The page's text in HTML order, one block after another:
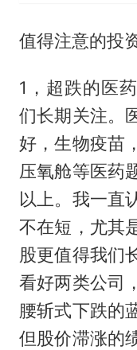
值得注意的投
1，超跌的医
们长期关注。
好，生物疫苗
压氧舱等医药
以上。我一直
不在短，尤其
股更值得我们
看好两类公司
腰斩式下跌的
但股价滞涨的